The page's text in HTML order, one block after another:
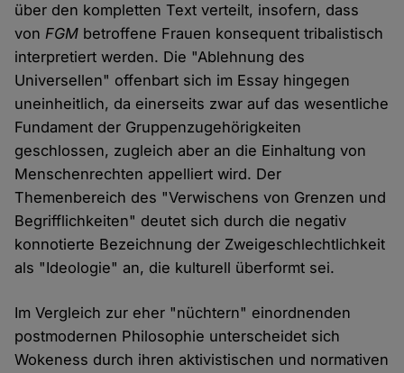
über den kompletten Text verteilt, insofern, dass
vonFGM betroffene Frauen konsequent tribalistisch
interpretiert werden. Die "Ablehnung des
Universellen" offenbart sich im Essay hingegen
uneinheitlich, da einerseits zwar auf das wesentliche
Fundament der Gruppenzugehörigkeiten
geschlossen, zugleich aber an die Einhaltung von
Menschenrechten appelliert wird. Der
Themenbereich des "Verwischens von Grenzen und
Begrifflichkeiten" deutet sich durch die negativ
konnotierte Bezeichnung der Zweigeschlechtlichkeit
als "Ideologie" an, die kulturell überformt sei.
Im Vergleich zur eher "nüchtern" einordnenden
postmodernen Philosophie unterscheidet sich
Wokeness durch ihren aktivistischen und normativen